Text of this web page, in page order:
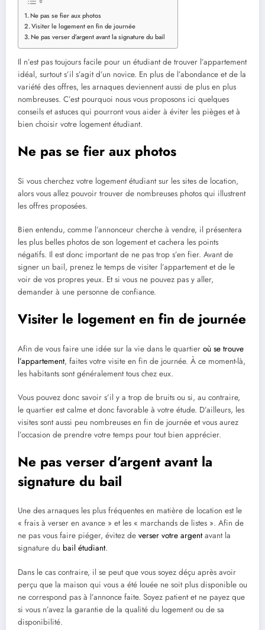
Ne pas se fier aux photos
Visiter le logement en fin de journée
Ne pas verser d’argent avant la signature du bail
Il n’est pas toujours facile pour un étudiant de trouver l’appartement
idéal, surtout s’il s’agit d’un novice. En plus de l’abondance et de la
variété des offres, les arnaques deviennent aussi de plus en plus
nombreuses. C’est pourquoi nous vous proposons ici quelques
conseils et astuces qui pourront vous aider à éviter les pièges et à
bien choisir votre logement étudiant.
Ne pas se fier aux photos
Si vous cherchez votre logement étudiant sur les sites de location,
alors vous allez pouvoir trouver de nombreuses photos qui illustrent
les offres proposées.
Bien entendu, comme l’annonceur cherche à vendre, il présentera
les plus belles photos de son logement et cachera les points
négatifs. Il est donc important de ne pas trop s’en fier. Avant de
signer un bail, prenez le temps de visiter l’appartement et de le
voir de vos propres yeux. Et si vous ne pouvez pas y aller,
demander à une personne de confiance.
Visiter le logement en fin de journée
Afin de vous faire une idée sur la vie dans le quartier où se trouve
l’appartement, faites votre visite en fin de journée. À ce moment-là,
les habitants sont généralement tous chez eux.
Vous pouvez donc savoir s’il y a trop de bruits ou si, au contraire,
le quartier est calme et donc favorable à votre étude. D’ailleurs, les
visites sont aussi peu nombreuses en fin de journée et vous aurez
l’occasion de prendre votre temps pour tout bien apprécier.
Ne pas verser d’argent avant la
signature du bail
Une des arnaques les plus fréquentes en matière de location est le
« frais à verser en avance » et les « marchands de listes ». Afin de
ne pas vous faire piéger, évitez de verser votre argentavant la
signature du bail étudiant.
Dans le cas contraire, il se peut que vous soyez déçu après avoir
perçu que la maison qui vous a été louée ne soit plus disponible ou
ne correspond pas à l’annonce faite. Soyez patient et ne payez que
si vous n’avez la garantie de la qualité du logement ou de sa
disponibilité.